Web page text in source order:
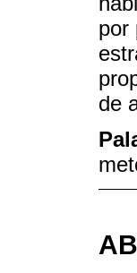
por
de